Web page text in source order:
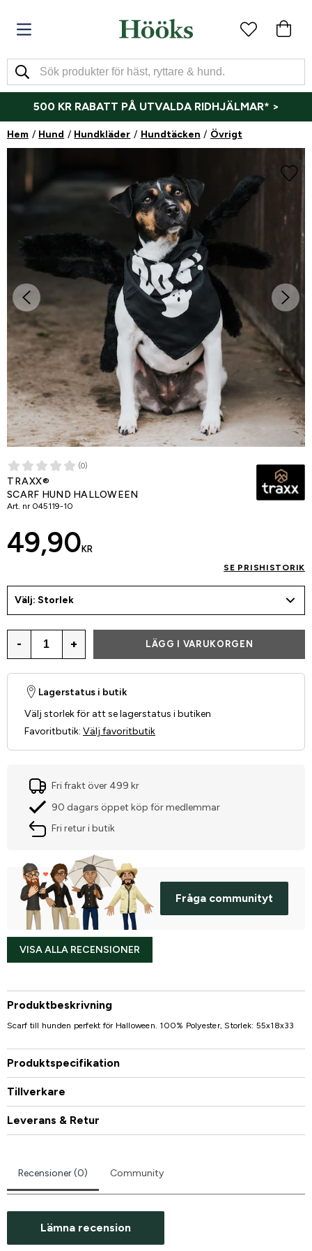
500 KR RABATT PÅ UTVALDA RIDHJÄLMAR* >
Hem Hund Hundkläder Hundtäcken Övrigt
(0)
TRAXX®
SCARF HUND HALLOWEEN
Art. nr 045119-10
49,90 KR
SE PRISHISTORIK
Välj: Storlek
- + LÄGG I VARUKORGEN
Lagerstatus i butik
Välj storlek för att se lagerstatus i butiken
Favoritbutik: Välj favoritbutik
Fri frakt över 499 kr
90 dagars öppet köp för medlemmar
Fri retur i butik
Fråga communityt
VISA ALLA RECENSIONER
Produktbeskrivning
Scarf till hunden perfekt för Halloween. 100% Polyester, Storlek: 55x18x33
Produktspecifikation
Tillverkare
Leverans & Retur
Recensioner (0) Community
Lämna recension